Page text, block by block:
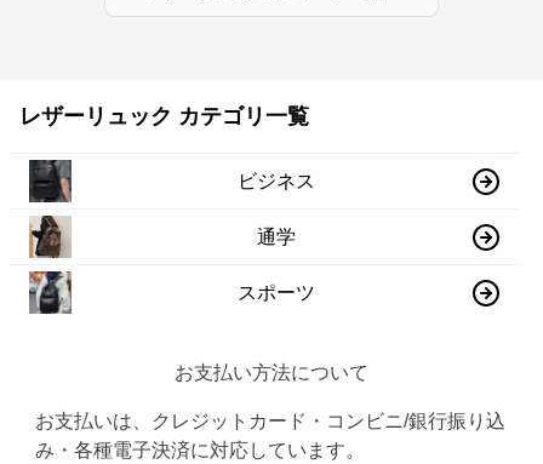
レザーリュック カテゴリ一覧
ビジネス
通学
スポーツ
お支払い方法について
お支払いは、クレジットカード・コンビニ/銀行振り込
み・各種電子決済に対応しています。